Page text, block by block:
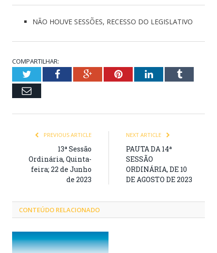
NÃO HOUVE SESSÕES, RECESSO DO LEGISLATIVO
COMPARTILHAR:
TwitterFacebookGoogle+PinterestLinkedInTumblr
Email
PREVIOUS ARTICLE
13ª Sessão
Ordinária, Quinta-
feira; 22 de Junho
de 2023
NEXT ARTICLE
PAUTA DA 14ª
SESSÃO
ORDINÁRIA, DE 10
DE AGOSTO DE 2023
CONTEÚDO RELACIONADO